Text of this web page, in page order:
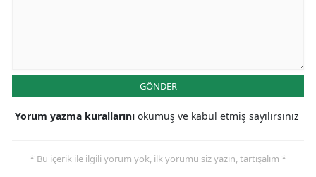
GÖNDER
Yorum yazma kurallarını okumuş ve kabul etmiş sayılırsınız
* Bu içerik ile ilgili yorum yok, ilk yorumu siz yazın, tartışalım *